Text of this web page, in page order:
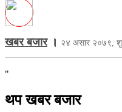
खबर बजार। २४ असार २०७९,
"
थप खबर बजार